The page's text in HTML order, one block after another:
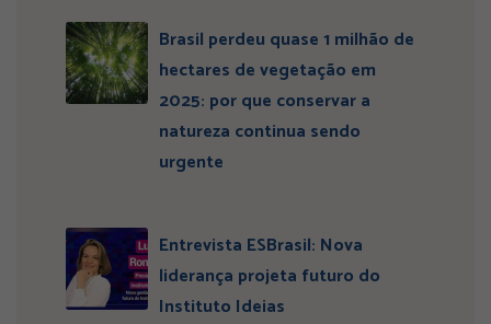
Brasil perdeu quase 1 milhão de
hectares de vegetação em
2025: por que conservar a
natureza continua sendo
urgente
Entrevista ESBrasil: Nova
liderança projeta futuro do
Instituto Ideias